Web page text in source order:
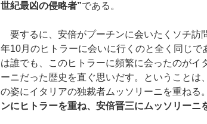
世紀最凶の侵略者”である。
要するに、安倍がプーチンに会いたくソチ訪
年10月のヒトラーに会いに行くのと全く同じで
は誰でも、このヒトラーに頻繁に会ったのがイ
ーニだった歴史を直ぐ思いだす。ということは
の姿にイタリアの独裁者ムッソリーニを重ねる
ンにヒトラーを重ね、安倍晋三にムッソリーニ